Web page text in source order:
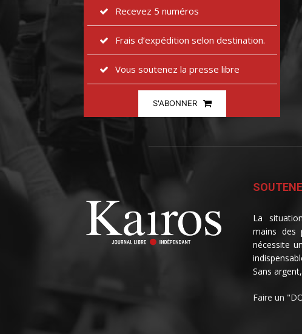
Recevez 5 numéros
Frais d’expédition selon destination.
Vous soutenez la presse libre
S'ABONNER
La
mains des
nécessite
Sans
Faire un